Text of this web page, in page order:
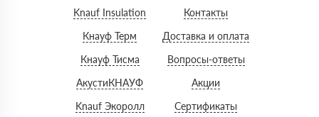
Knauf Insulation
Кнауф Терм
Кнауф Тисма
АкустиКНАУФ
Knauf Экоролл
Контакты
Доставка и оплата
Вопросы-ответы
Акции
Сертификаты